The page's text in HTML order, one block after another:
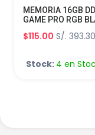
MEMORIA 16GB
GAME PRO RGB
GST-RGB-
$115.00 S/. 393.30
Stock: 4 en